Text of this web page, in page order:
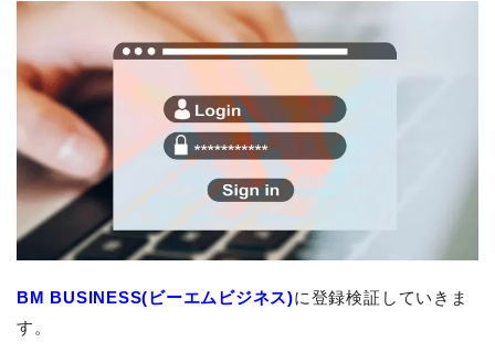
BM BUSINESS(ビーエムビジネス)に登録検証していきま
す。